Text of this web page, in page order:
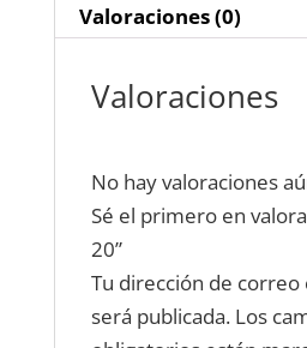
Valoraciones (0)
Valoraciones
No hay valoraciones
Sé el primero en
20”
Tu dirección de
será publicada. Los